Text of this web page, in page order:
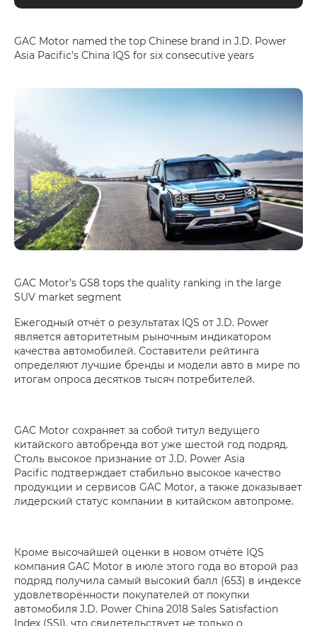
GAC Motor named the top Chinese brand in J.D. Power
Asia Pacific’s China IQS for six consecutive years
GAC Motor’s GS8 tops the quality ranking in the large
SUV market segment
Ежегодный отчёт о результатах IQS от J.D. Power
является авторитетным рыночным индикатором
качества автомобилей. Составители рейтинга
определяют лучшие бренды и модели авто в мире по
итогам опроса десятков тысяч потребителей.
GAC Motor сохраняет за собой титул ведущего
китайского автобренда вот уже шестой год подряд.
Столь высокое признание от J.D. Power Asia
Pacific подтверждает стабильно высокое качество
продукции и сервисов GAC Motor, а также доказывает
лидерский статус компании в китайском автопроме.
Кроме высочайшей оценки в новом отчёте IQS
компания GAC Motor в июле этого года во второй раз
подряд получила самый высокий балл (653) в индексе
удовлетворённости покупателей от покупки
автомобиля J.D. Power China 2018 Sales Satisfaction
Index (SSI), что свидетельствует не только о